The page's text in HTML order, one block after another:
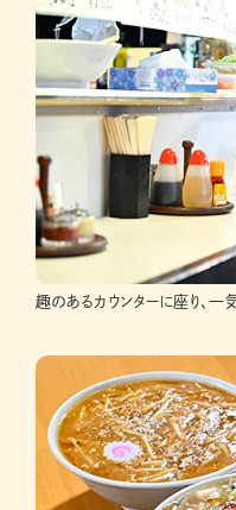
趣のあるカウンターに座り、一